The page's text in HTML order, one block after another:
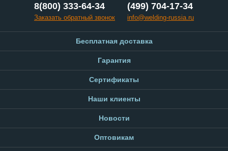
8(800) 333-64-34
Заказать обратный звонок
(499) 704-17-34
info@welding-russia.ru
Бесплатная доставка
Гарантия
Сертификаты
Наши клиенты
Новости
Оптовикам